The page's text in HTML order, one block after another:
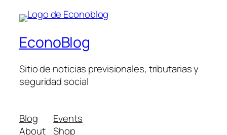
EconoBlog
Sitio de noticias previsionales, tributarias y
seguridad social
Blog
About
Events
Shop